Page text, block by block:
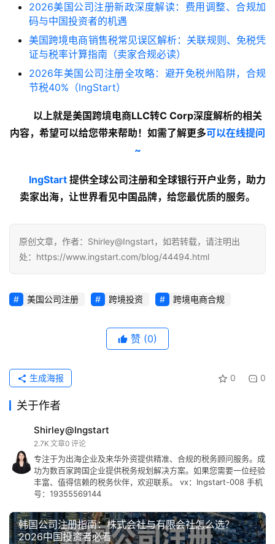
2026美国公司注册新政深度解读：费用调整、合规加
码与中国投资者的机遇
美国跨境电商销售税常见误区解析：关联规则、免税凭
证与税率计算指南（卖家合规必读）
2026年美国公司注册全攻略：避开免税州陷阱，合规
节税40%（lngStart）
以上就是美国跨境电商LLC转C Corp深度解析的相关
内容，希望可以给您带来帮助！如需了解更多可以在线提问
~
lngStart 提供全球公司注册和全球银行开户业务，助力
卖家出海，让世界看见中国品牌，给您最优质的服务。
原创文章，作者：Shirley@Ingstart，如若转载，请注明出
处：https://www.ingstart.com/blog/44494.html
美国公司注册 跨境投资 跨境电商合规
赞 (0)
0 0
生成海报
关于作者
Shirley@Ingstart
2.7K 文章0 评论
专注于为出海企业及来华外资提供精准、合规的税务顾问服务。成
功为数百家跨国企业提供税务规划解决方案。如果您需要一位经验
丰富、值得信赖的税务伙伴，欢迎联系。 vx：Ingstart-008 手机
号：19355569144
韩国公司注册指南：株式会社与有限会社怎么选？
2026中国投资者必看